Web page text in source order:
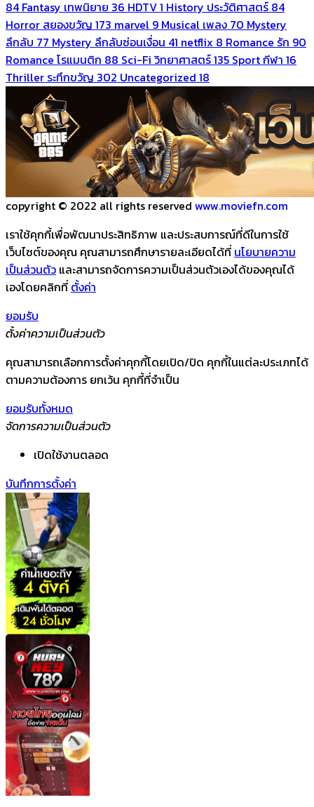
84 Fantasy เทพนิยาย 36 HDTV1 History ประวัติศาสตร์ 84
Horror สยองขวัญ 173 marvel 9 Musical เพลง 70 Mystery
ลึกลับ 77 Mystery ลึกลับซ่อนเงื่อน 41 netflix 8 Romance รัก 90
Romance โรแมนติก 88 Sci-Fi วิทยาศาสตร์135 Sport กีฬา 16
Thriller ระทึกขวัญ 302 Uncategorized 18
copyright © 2022 all rights reserved www.moviefn.com
เราใช้คุกกี้เพื่อพัฒนาประสิทธิภาพ และประสบการณ์ที่ดีในการใช้
เว็บไซต์ของคุณ คุณสามารถศึกษารายละเอียดได้ที่ นโยบายความ
เป็นส่วนตัว และสามารถจัดการความเป็นส่วนตัวเองได้ของคุณได้
เองโดยคลิกที่ ตั้งค่า
ยอมรับ
ตั้งค่าความเป็นส่วนตัว
คุณสามารถเลือกการตั้งค่าคุกกี้โดยเปิด/ปิด คุกกี้ในแต่ละประเภทได้
ตามความต้องการ ยกเว้น คุกกี้ที่จำเป็น
ยอมรับทั้งหมด
จัดการความเป็นส่วนตัว
เปิดใช้งานตลอด
บันทึกการตั้งค่า